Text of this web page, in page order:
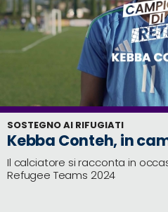
SOSTEGNO AI RIFUGIATI
Kebba Conteh, in
Il calciatore si racconta in
Refugee Teams 2024